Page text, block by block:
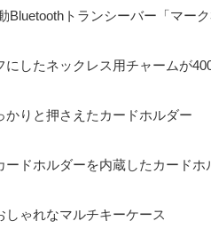
トランシーバー「マーク
したネックレス用チャームが
りと押さえたカードホルダー
ドホルダーを内蔵したカードホ
しゃれなマルチキーケース